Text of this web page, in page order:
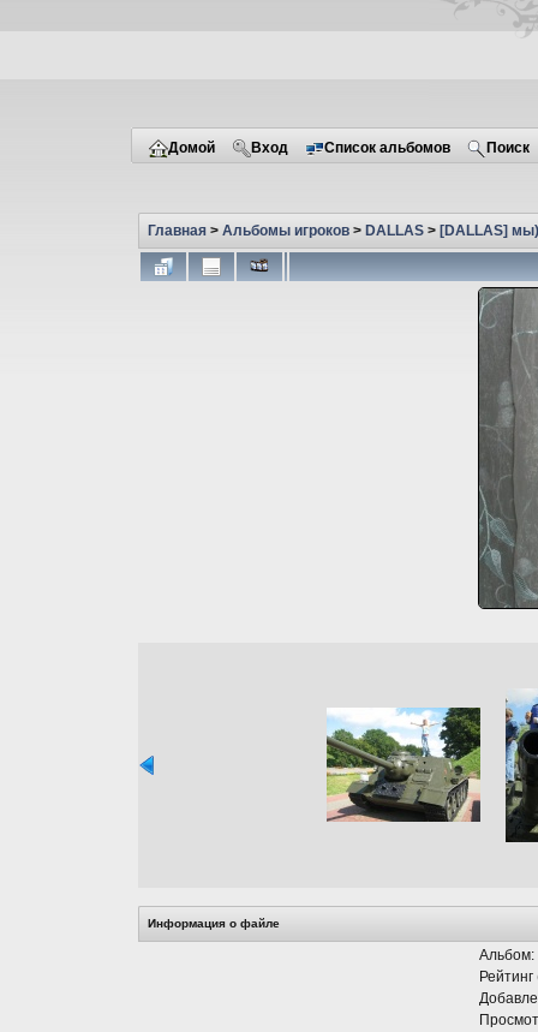
Домой Вход Список альбомов Поиск
Главная > Альбомы игроков > DALLAS > [DALLAS]
Информация о файле
Альбом:
Рейтинг